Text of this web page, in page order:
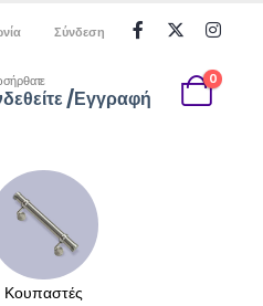
Σύνδεση
/Εγγραφή
0
Κουπαστές